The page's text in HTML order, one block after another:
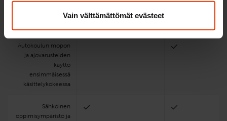
Vain välttämättömät evästeet
EAS-koulutus
Autokoulun mopon
ja ajovarusteiden
käyttö
ensimmäisessä
käsittelykokeessa
Sähköinen
oppimisympäristö ja